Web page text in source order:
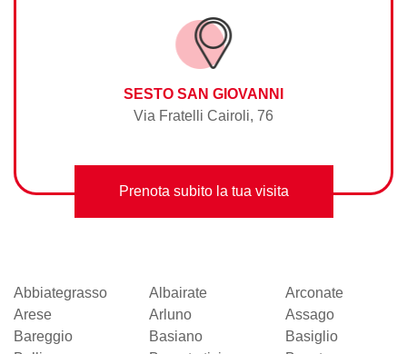
SESTO SAN GIOVANNI
Via Fratelli Cairoli, 76
Prenota subito la tua visita
Abbiategrasso Albairate
Arconate
Arese
Arluno
Assago
Bareggio
Basiano
Basiglio